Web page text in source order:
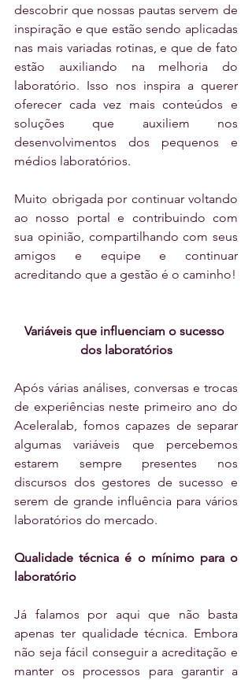
descobrir que nossas pautas servem de
inspiração e que estão sendo aplicadas
nas mais variadas rotinas, e que de fato
estão auxiliando na melhoria do
laboratório. Isso nos inspira a querer
oferecer cada vez mais conteúdos e
soluções que auxiliem nos
desenvolvimentos dos pequenos e
médios laboratórios.
Muito obrigada por continuar voltando
ao nosso portal e contribuindo com
sua opinião, compartilhando com seus
amigos e equipe e continuar
acreditando que a gestão é o caminho!
Variáveis que influenciam o sucesso
dos laboratórios
Após várias análises, conversas e trocas
de experiências neste primeiro ano do
Aceleralab, fomos capazes de separar
algumas variáveis que percebemos
estarem sempre presentes nos
discursos dos gestores de sucesso e
serem de grande influência para vários
laboratórios do mercado.
Qualidade técnica é o mínimo para o
laboratório
Já falamos por aqui que não basta
apenas ter qualidade técnica. Embora
não seja fácil conseguir a acreditação e
manter os processos para garantir a